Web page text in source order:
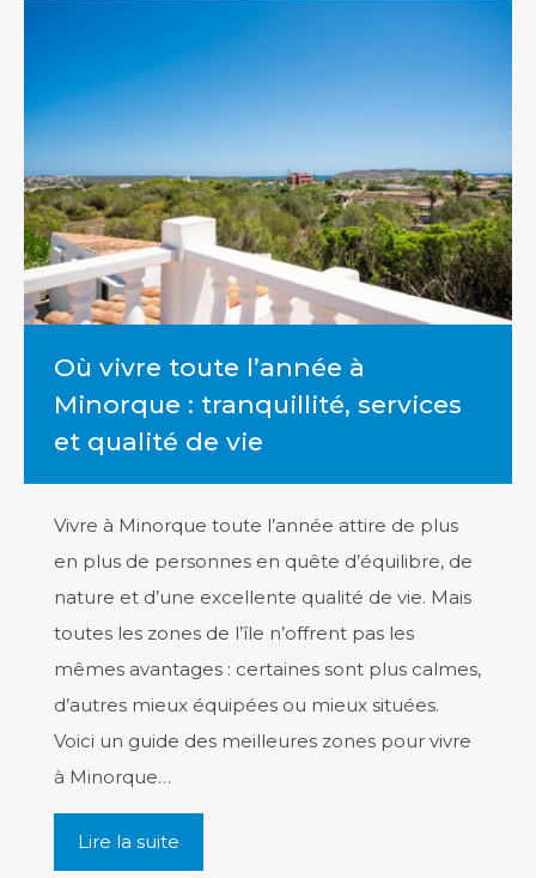
Où vivre toute l’année à
Minorque : tranquillité, services
et qualité de vie
Vivre à Minorque toute l’année attire de plus
en plus de personnes en quête d’équilibre, de
nature et d’une excellente qualité de vie. Mais
toutes les zones de l’île n’offrent pas les
mêmes avantages : certaines sont plus calmes,
d’autres mieux équipées ou mieux situées.
Voici un guide des meilleures zones pour vivre
à Minorque…
Lire la suite